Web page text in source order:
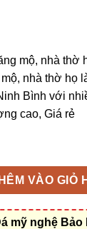
mộ, nhà thờ
nhà thờ họ
Bình với
cao, Giá rẻ
bằng đá ở
VÀO GIỎ
mỹ nghệ Bảo